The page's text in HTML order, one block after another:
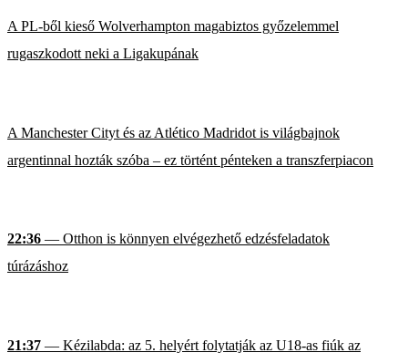
A PL-ből kieső Wolverhampton magabiztos győzelemmel
rugaszkodott neki a Ligakupának
A Manchester Cityt és az Atlético Madridot is világbajnok
argentinnal hozták szóba – ez történt pénteken a transzferpiacon
22:36 — Otthon is könnyen elvégezhető edzésfeladatok
túrázáshoz
21:37 — Kézilabda: az 5. helyért folytatják az U18-as fiúk az